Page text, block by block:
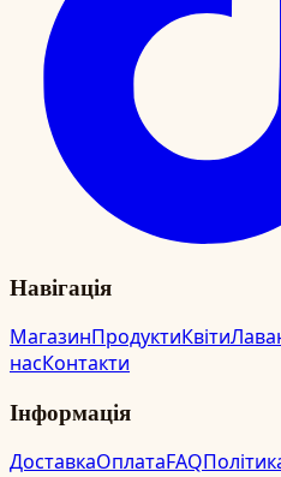
Навігація
МагазинПродуктиКвіти
насКонтакти
Інформація
ДоставкаОплатаFAQ